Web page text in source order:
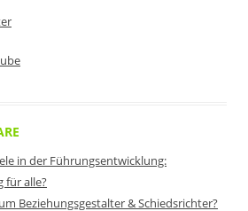
in der Führungsentwicklung:
für alle?
Beziehungsgestalter & Schiedsrichter?